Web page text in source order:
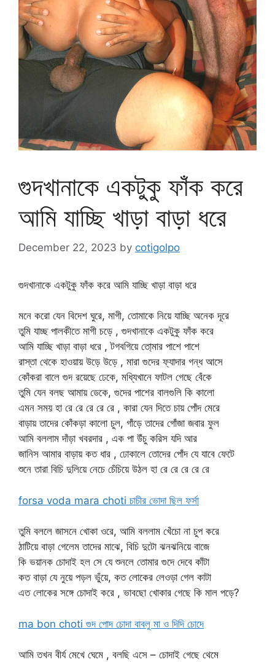
গুদখানাকে একটুকু ফাঁক করে
আমি যাচ্ছি খাড়া বাড়া ধরে
December 22, 2023 by cotigolpo
গুদখানাকে একটুকু ফাঁক করে আমি যাচ্ছি খাড়া বাড়া ধরে
মনে করো যেন বিদেশ ঘুরে, মাগী, তোমাকে নিয়ে যাচ্ছি অনেক দূরে
তুমি যাচ্ছ পালকীতে মাগী চড়ে , গুদখানাকে একটুকু ফাঁক করে
আমি যাচ্ছি খাড়া বাড়া ধরে , টগবগিয়ে তো্মার পাশে পাশে
রাস্তা থেকে হাওয়ায় উড়ে উড়ে , মারা গুদের ফ্যাদার গন্ধ আসে
কোঁকরা বালে গুদ রয়েছে ঢেকে, মধ্যিখানে ফাটল গেছে বেঁকে
তুমি যেন বলছ আমায় ডেকে, গুদের পাশের বালগুলি কি কালো
এমন সময় হা রে রে রে রে রে , কারা যেন দিতে চায় পোঁদ মেরে
বাড়ায় তাদের কোঁকড়া কালো চুল, গাঁড়ে তাদের গোঁজা জবার ফুল
আমি বললাম দাঁড়া খবরদার , এক পা উঁচু করিস যদি আর
জানিস আমার বাড়ায় কত ধার , ঢোকালে তোদের পোঁদ যে যাবে ফেটে
শুনে তারা বিচি দুলিয়ে নেচে চেঁচিয়ে উঠল হা রে রে রে রে রে
forsa voda mara choti চাচীর ভোদা ছিল ফর্সা
তুমি বললে জাসনে খোকা ওরে, আমি বললাম খেঁচো না চুপ করে
ঠাটিয়ে বাড়া গেলেম তাদের মাঝে, বিচি দুটো ঝনঝনিয়ে বাজে
কি ভয়ানক চোদাই হল সে যে শুনলে তোমার গুদে দেবে কাঁটা
কত বাড়া যে নুয়ে পড়ল ভুঁয়ে, কত লোকের লেওড়া গেল কাটা
এত লোকের সঙ্গে চোদাই করে , ভাবছো খোকার গেছে কি মাল পড়ে?
ma bon choti গুদ পোদ চোদা বাবলু মা ও দিদি চোদে
আমি তখন বীর্য মেখে ঘেমে , বলছি এসে – চোদাই গেছে থেমে